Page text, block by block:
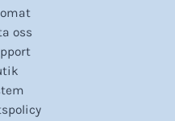
oss